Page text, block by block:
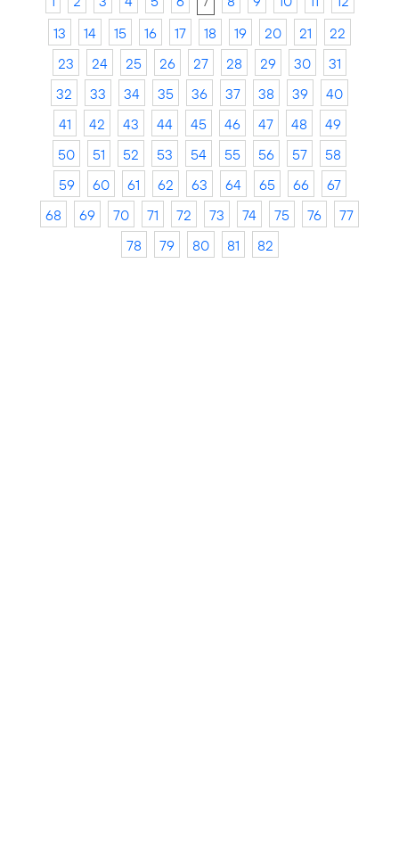
13
14 15 16 17 18 19 20 21
22
23
24 25 26 27 28 29 30
31
32
33 34 35 36 37 38 39
40
41
42 43 44 45 46 47 48
49
50
51 52 53 54 55 56 57
58
59
60 61 62 63 64 65 66
67
68
69 70 71 72 73 74 75 76
77
78
79 80 81 82